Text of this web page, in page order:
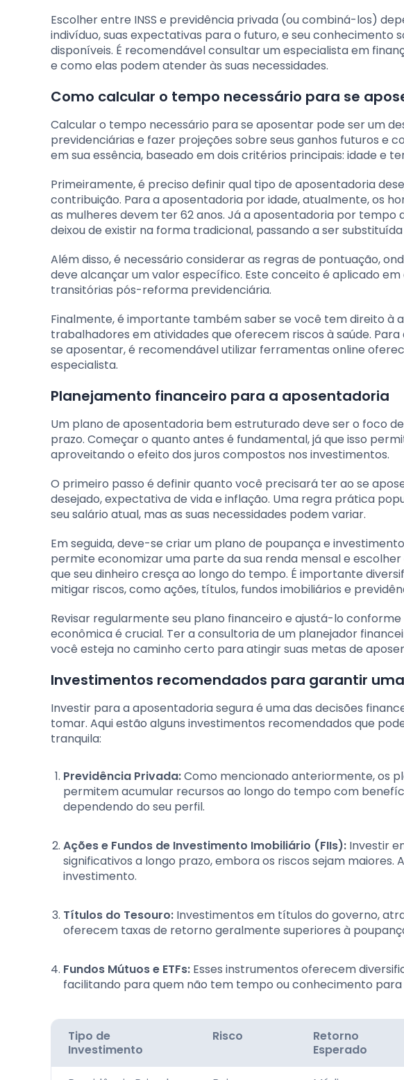
Escolher entre INSS e previdência privada (ou combiná-los)
indivíduo, suas expectativas para o futuro, e seu conhecimento
disponíveis. É recomendável consultar um especialista em
e como elas podem atender às suas necessidades.
Como calcular o tempo necessário para se
Calcular o tempo necessário para se aposentar pode ser um
previdenciárias e fazer projeções sobre seus ganhos futuros e
em sua essência, baseado em dois critérios principais: idade e
Primeiramente, é preciso definir qual tipo de aposentadoria
contribuição. Para a aposentadoria por idade, atualmente, os
as mulheres devem ter 62 anos. Já a aposentadoria por
deixou de existir na forma tradicional, passando a ser
Além disso, é necessário considerar as regras de pontuação,
deve alcançar um valor específico. Este conceito é aplicado
transitórias pós-reforma previdenciária.
Finalmente, é importante também saber se você tem direito à
trabalhadores em atividades que oferecem riscos à saúde.
se aposentar, é recomendável utilizar ferramentas online
especialista.
Planejamento financeiro para a aposentadoria
Um plano de aposentadoria bem estruturado deve ser o foco
prazo. Começar o quanto antes é fundamental, já que isso
aproveitando o efeito dos juros compostos nos investimentos.
O primeiro passo é definir quanto você precisará ter ao se
desejado, expectativa de vida e inflação. Uma regra prática
seu salário atual, mas as suas necessidades podem variar.
Em seguida, deve-se criar um plano de poupança e
permite economizar uma parte da sua renda mensal e
que seu dinheiro cresça ao longo do tempo. É importante
mitigar riscos, como ações, títulos, fundos imobiliários e
Revisar regularmente seu plano financeiro e ajustá-lo
econômica é crucial. Ter a consultoria de um planejador
você esteja no caminho certo para atingir suas metas de
Investimentos recomendados para garantir
Investir para a aposentadoria segura é uma das decisões
tomar. Aqui estão alguns investimentos recomendados que
tranquila:
Previdência Privada:Como mencionado anteriormente, os
permitem acumular recursos ao longo do tempo com
dependendo do seu perfil.
Ações e Fundos de Investimento Imobiliário (FIIs): Investir
significativos a longo prazo, embora os riscos sejam maiores.
investimento.
Títulos do Tesouro: Investimentos em títulos do governo,
oferecem taxas de retorno geralmente superiores à
Fundos Mútuos e ETFs: Esses instrumentos oferecem
facilitando para quem não tem tempo ou conhecimento
Tipo de
Investimento
Risco
Retorno
Esperado